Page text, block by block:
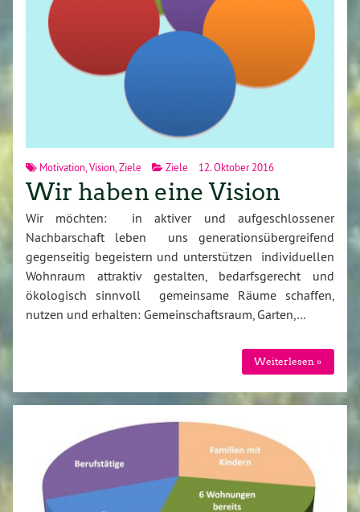
Motivation Vision Ziele Ziele 12. Oktober 2016
Wir haben eine Vision
Wir möchten: in aktiver und aufgeschlossener
Nachbarschaft leben uns generationsübergreifend
gegenseitig begeistern und unterstützen individuellen
Wohnraum attraktiv gestalten, bedarfsgerecht und
ökologisch sinnvoll gemeinsame Räume schaffen,
nutzen und erhalten: Gemeinschaftsraum, Garten,…
Weiterlesen »